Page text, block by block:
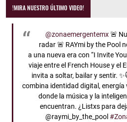
!MIRA NUESTRO ÚLTIMO VIDEO!
@zonaemergentemx🚨
radar 🚨 RAYmi by the Pool
a una nueva era con “I Invite
viaje entre el French House y el
invita a soltar, bailar y sentir.
combina identidad digital,
donde la música y la
encuentran. ¿Listxs para
@raymi_by_the_pool